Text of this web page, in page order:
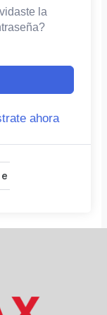
la
ahora